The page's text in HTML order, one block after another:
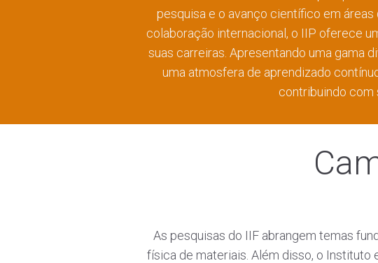
pesquisa e o avanço científico em
colaboração internacional, o IIP oferece
suas carreiras. Apresentando uma gama
uma atmosfera de aprendizado
contribuindo com
As pesquisas do IIF abrangem temas
física de materiais. Além disso, o